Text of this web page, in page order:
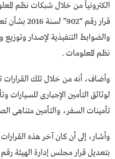
الكترونياً من خلال شبكات نظم
قرار رقم
والضوابط التنفيذية لإصدار
نظم المعلومات .
وأضاف، أنه من خلال تلك القرارات
لوثائق التأمين الإجبارى للسيارات
تأمينات السفر، والتأمين متناهى